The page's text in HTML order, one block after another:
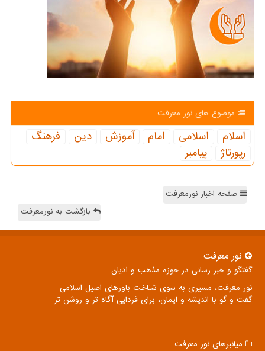
موضوع های نور معرفت
اسلام اسلامی امام آموزش دین
فرهنگ
رپورتاژ
پیامبر
صفحه اخبار نورمعرفت
بازگشت به نورمعرفت
نور معرفت
گفتگو و خبر رسانی در حوزه مذهب و ادیان
نور معرفت، مسیری به سوی شناخت باورهای اصیل اسلامی
گفت و گو با اندیشه و ایمان، برای فردایی آگاه تر و روشن تر
میانبرهای نور معرفت